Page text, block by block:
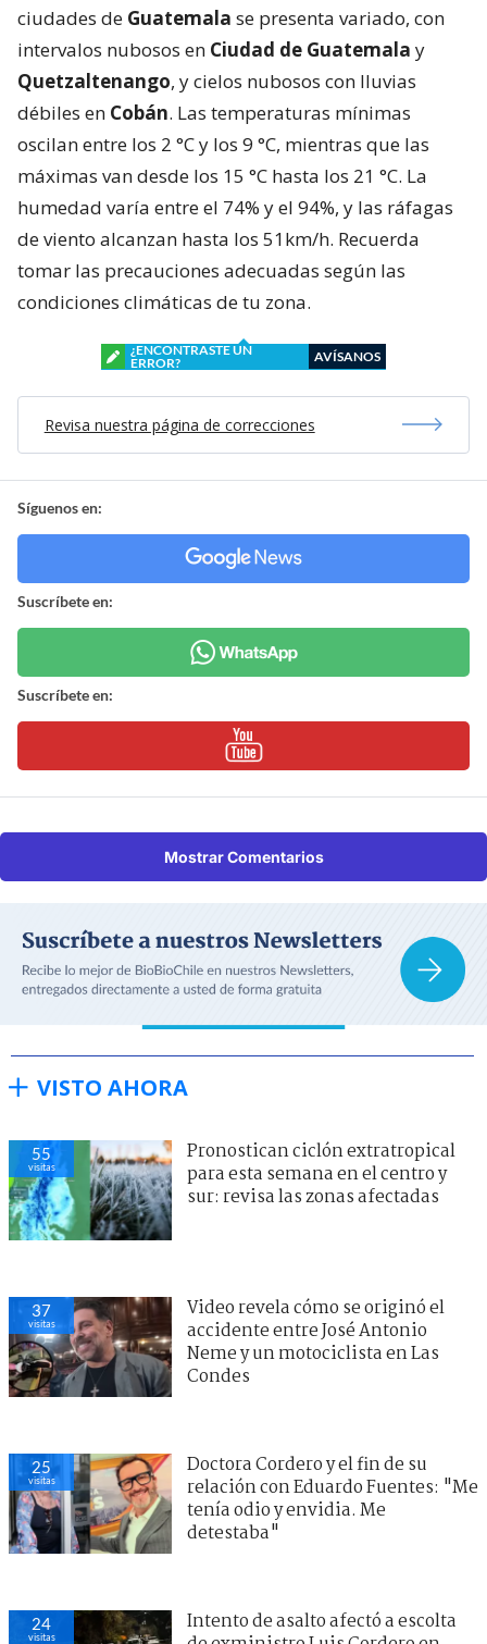
ciudades de Guatemala se presenta variado, con
intervalos nubosos en Ciudad de Guatemala y
Quetzaltenango, y cielos nubosos con lluvias
débiles en Cobán. Las temperaturas mínimas
oscilan entre los 2 °C y los 9 °C, mientras que las
máximas van desde los 15 °C hasta los 21 °C. La
humedad varía entre el 74% y el 94%, y las ráfagas
de viento alcanzan hasta los 51km/h. Recuerda
tomar las precauciones adecuadas según las
condiciones climáticas de tu zona.
¿ENCONTRASTE UN
ERROR?
AVÍSANOS
Revisa nuestra página de correcciones
Síguenos en:
Suscríbete en:
Suscríbete en:
Mostrar Comentarios
VISTO AHORA
55
visitas
Pronostican ciclón extratropical
para esta semana en el centro y
sur: revisa las zonas afectadas
37
visitas
Video revela cómo se originó el
accidente entre José Antonio
Neme y un motociclista en Las
Condes
25
visitas
Doctora Cordero y el fin de su
relación con Eduardo Fuentes: "Me
tenía odio y envidia. Me
detestaba"
24
visitas
Intento de asalto afectó a escolta